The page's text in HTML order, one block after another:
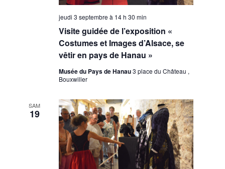
Visite guidée de l’exposition «
Costumes et Images d’Alsace, se
vêtir en pays de Hanau »
jeudi 3 septembre à 14 h 30 min
Musée du Pays de Hanau3 place du Château ,
Bouxwiller
SAM
19